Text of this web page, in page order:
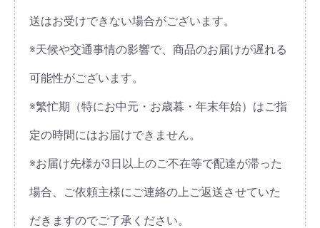
送はお受けできない場合がございます。
※天候や交通事情の影響で、商品のお届けが遅れる
可能性がございます。
※繁忙期（特にお中元・お歳暮・年末年始）はご指
定の時間にはお届けできません。
※お届け先様が3日以上のご不在等で配達が滞った
場合、ご依頼主様にご連絡の上ご返送させていた
だきますのでご了承ください。